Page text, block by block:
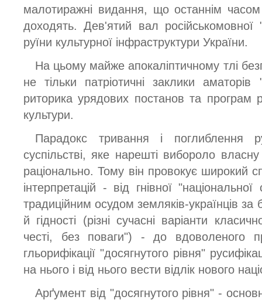
малотиражні видання, що останнім
доходять. Дев'ятий вал російськомовної
руїни культурної інфраструктури України.
На цьому майже апокаліптичному тлі
не тільки патріотичні заклики
риторика урядових постанов та програм
культури.
Парадокс тривання і поглиблення
суспільстві, яке нарешті вибороло
раціонально. Тому він провокує широкий
інтерпретацій - від гнівної
традиційним осудом земляків-українців за
й гідності (різні сучасні варіанти
честі, без поваги") - до вдоволеного
гльорифікації "досягнутого рівня"
на нього і від нього вести відлік нового
Арґумент від "досягнутого рівня" -